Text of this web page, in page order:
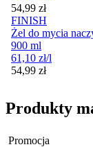
Cena
54,99 zł
FINISH
Żel do mycia
900 ml
61,10 zł/l
Cena
54,99 zł
Produkty
Promocja